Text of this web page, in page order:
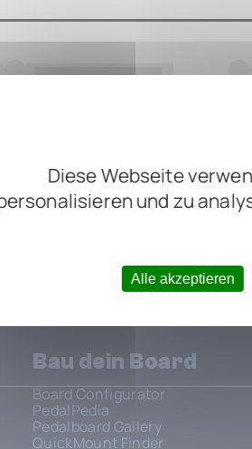
Diese Webseite
und zu
Alle akzeptieren
Bau dein Board
Board Configurator
PedalPedia
Pedalboard Gallery
QuickMount Finder